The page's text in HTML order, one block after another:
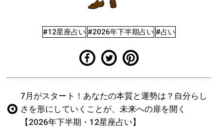
#12星座占い #2026年下半期占い #占い
7月がスタート！あなたの本質と運勢は？自分らし
さを形にしていくことが、未来への扉を開く
【2026年下半期・12星座占い】